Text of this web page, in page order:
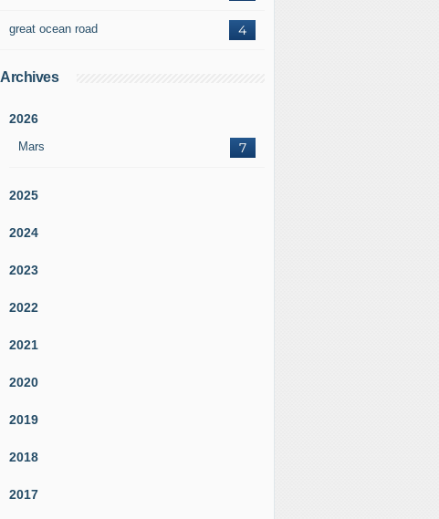
4
great ocean road
Archives
2026
Mars 7
2025
2024
2023
2022
2021
2020
2019
2018
2017